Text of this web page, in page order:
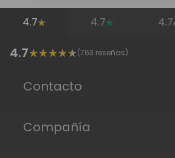
4.7 4.7 4.7
4.7 (763 reseñas)
Contacto
Compañía